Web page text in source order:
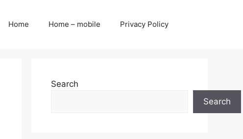
Home Home – mobile Privacy Policy
Search
Search